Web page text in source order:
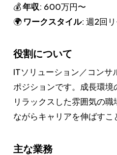
💰年収: 600万円〜
🌍 ワークスタイル: 週2回
役割について
ITソリューション／コンサ
ポジションです。成長環境
リラックスした雰囲気の
ながらキャリアを伸ばすこ
主な業務